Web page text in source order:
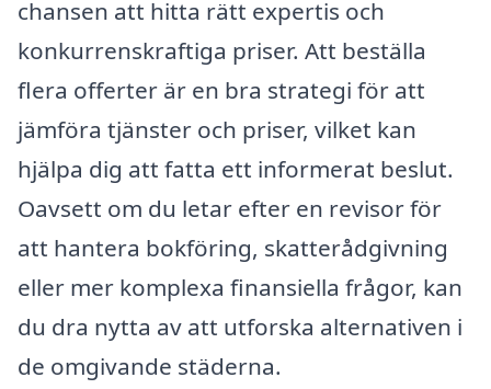
chansen att hitta rätt expertis och
konkurrenskraftiga priser. Att beställa
flera offerter är en bra strategi för att
jämföra tjänster och priser, vilket kan
hjälpa dig att fatta ett informerat beslut.
Oavsett om du letar efter en revisor för
att hantera bokföring, skatterådgivning
eller mer komplexa finansiella frågor, kan
du dra nytta av att utforska alternativen i
de omgivande städerna.